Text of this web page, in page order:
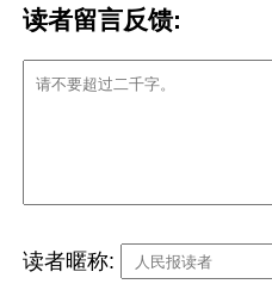
读者留言反馈:
读者暱称: